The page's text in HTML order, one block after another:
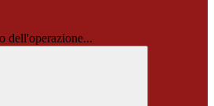
dell'operazione...